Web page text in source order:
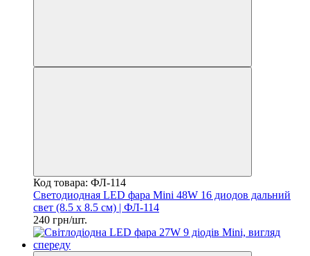
Код товара: ФЛ-114
Светодиодная LED фара Mini 48W 16 диодов дальний
свет (8.5 х 8.5 см) | ФЛ-114
240 грн/шт.